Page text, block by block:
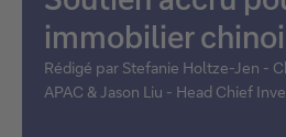
immobilier
Rédigé par Stefanie Holtze-Jen -
APAC & Jason Liu - Head Chief